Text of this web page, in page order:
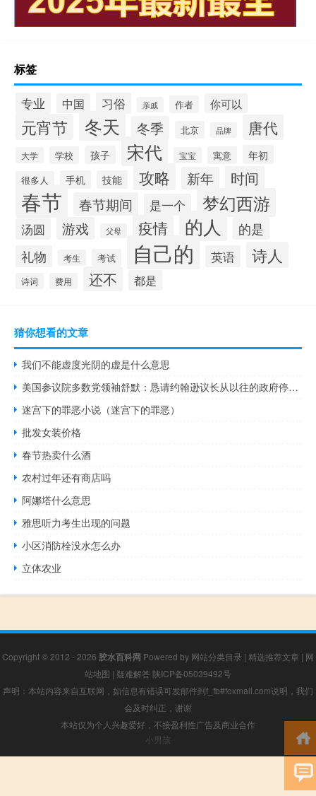
标签
专业 中国 习俗 亲戚 作者 你可以
元宵节 冬天 冬季 北京 品牌 唐代
大学 学校 孩子 宋代 宝宝 寓意 年初
很多人 手机 技能 攻略 新年 时间
春节 春节期间 是一个 梦幻西游
汤圆 游戏 父母 疫情 的人 的是
礼物 考生 考试 自己的 英语 诗人
诗词 费用 还不 都是
猜你想看的文章
我们不能虚度光阴的虚是什么意思
美国参议院多数党领袖舒默：恳请约翰逊议长从以往的政府停摆中吸取教训
迷宫下的罪恶小说（迷宫下的罪恶）
批发女装价格
春节热卖什么酒
农村过年还有商店吗
阿娜塔什么意思
雅思听力考生出现的问题
小区消防栓没水怎么办
立体农业
Copyright © 2012 - 2026 胶水百科网 Powered by 网站分类目录 | 精选推荐文章 | 网
站地图 | 疑难解答 陕ICP备05039492号
声明：本站内容来自互联网，如信息有错误可发邮件到f_fb#foxmail.com说明，我们
会及时纠正，谢谢
本站仅为个人兴趣爱好，不接盈利性广告及商业合作
小男孩